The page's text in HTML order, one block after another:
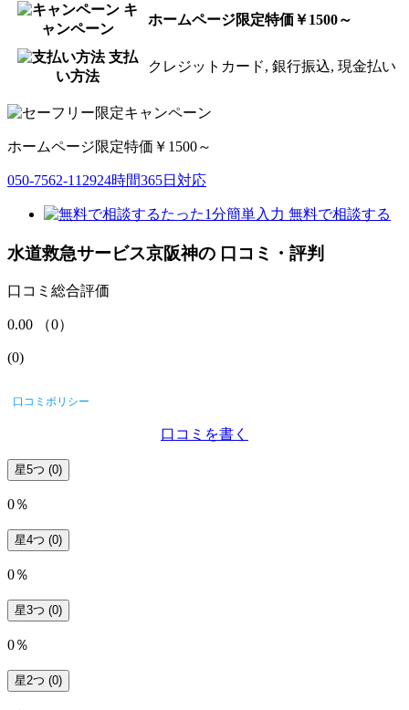
キ
ャンペーン
ホームページ限定特価￥1500～
支払
い方法
クレジットカード, 銀行振込, 現金払い
ホームページ限定特価￥1500～
050-7562-112924時間365日対応
たった1分簡単入力 無料で相談する
水道救急サービス京阪神の 口コミ・評判
口コミ総合評価
0.00 （0）
(0)
口コミポリシー
口コミを書く
星5つ (0)
0％
星4つ (0)
0％
星3つ (0)
0％
星2つ (0)